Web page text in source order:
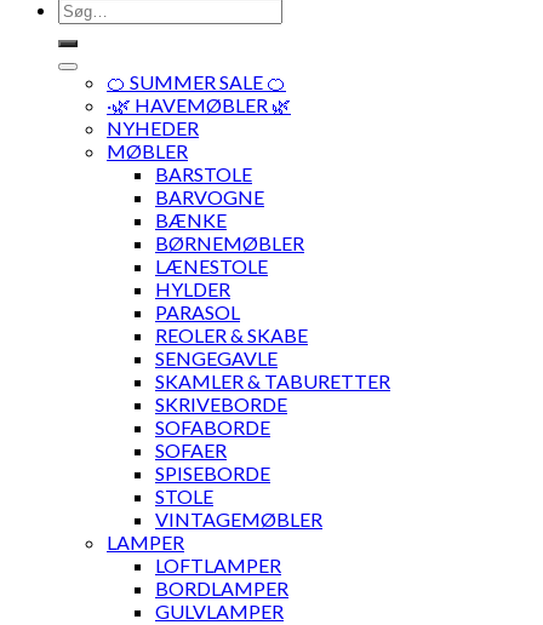
Søg
efter:
🍊 SUMMER SALE 🍊
·🌿 HAVEMØBLER 🌿
NYHEDER
MØBLER
BARSTOLE
BARVOGNE
BÆNKE
BØRNEMØBLER
LÆNESTOLE
HYLDER
PARASOL
REOLER & SKABE
SENGEGAVLE
SKAMLER & TABURETTER
SKRIVEBORDE
SOFABORDE
SOFAER
SPISEBORDE
STOLE
VINTAGEMØBLER
LAMPER
LOFTLAMPER
BORDLAMPER
GULVLAMPER